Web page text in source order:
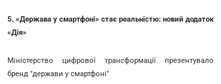
5. «Держава у смартфоні» стає реальністю: новий додаток
«Дія»
Міністерство цифрової трансформації презентувало
бренд "держави у смартфоні"